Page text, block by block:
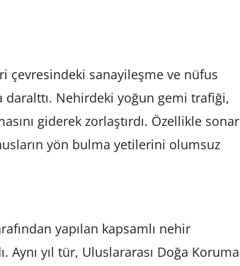
çevresindeki sanayileşme ve nüfus
daralttı. Nehirdeki yoğun gemi trafiği,
giderek zorlaştırdı. Özellikle sonar
yön bulma yetilerini olumsuz
yapılan kapsamlı nehir
yıl tür, Uluslararası Doğa Koruma